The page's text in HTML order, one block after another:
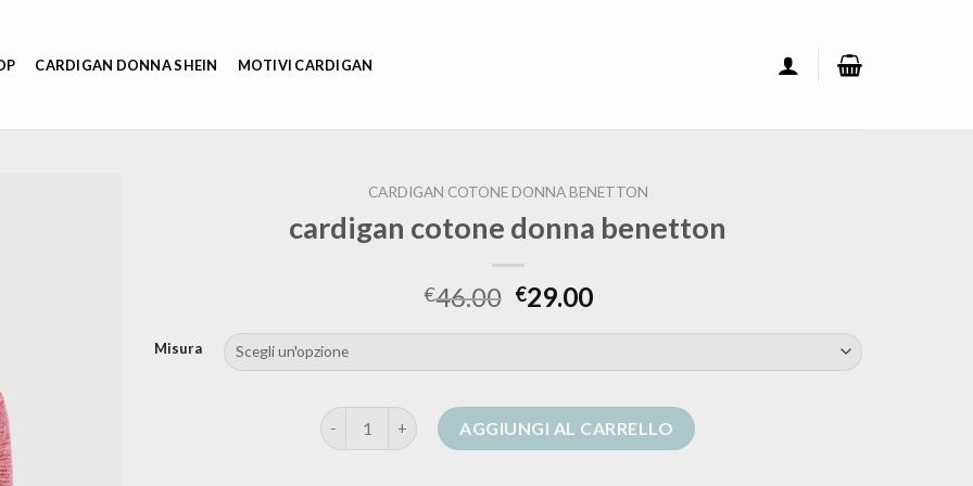
CARDIGAN DONNA SHEIN MOTIVI CARDIGAN
CARDIGAN COTONE DONNA BENETTON
cardigan cotone donna benetton
€46.00 €29.00
Misura
cardigan cotone donna benetton quantità
AGGIUNGI AL CARRELLO